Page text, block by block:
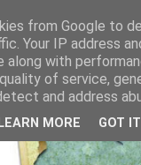
from Google to
Your IP address
along with
of service,
and address
LEARN MORE GOT IT